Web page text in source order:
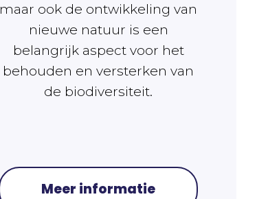
maar ook de ontwikkeling van
nieuwe natuur is een
belangrijk aspect voor het
behouden en versterken van
de biodiversiteit.
Meer informatie